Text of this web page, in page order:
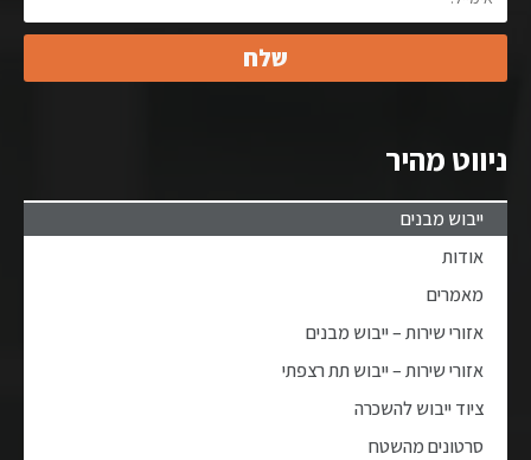
שלח
ניווט מהיר
ייבוש מבנים
אודות
מאמרים
אזורי שירות – ייבוש מבנים
אזורי שירות – ייבוש תת רצפתי
ציוד ייבוש להשכרה
סרטונים מהשטח